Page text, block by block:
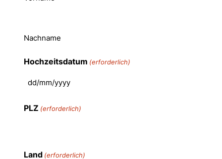
Nachname
Hochzeitsdatum (erforderlich)
PLZ (erforderlich)
Land (erforderlich)